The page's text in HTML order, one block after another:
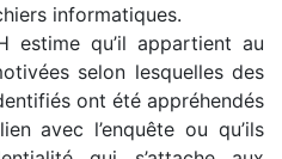
informatiques.
qu’il appartient au
selon lesquelles des
ont été appréhendés
avec l’enquête ou qu’ils